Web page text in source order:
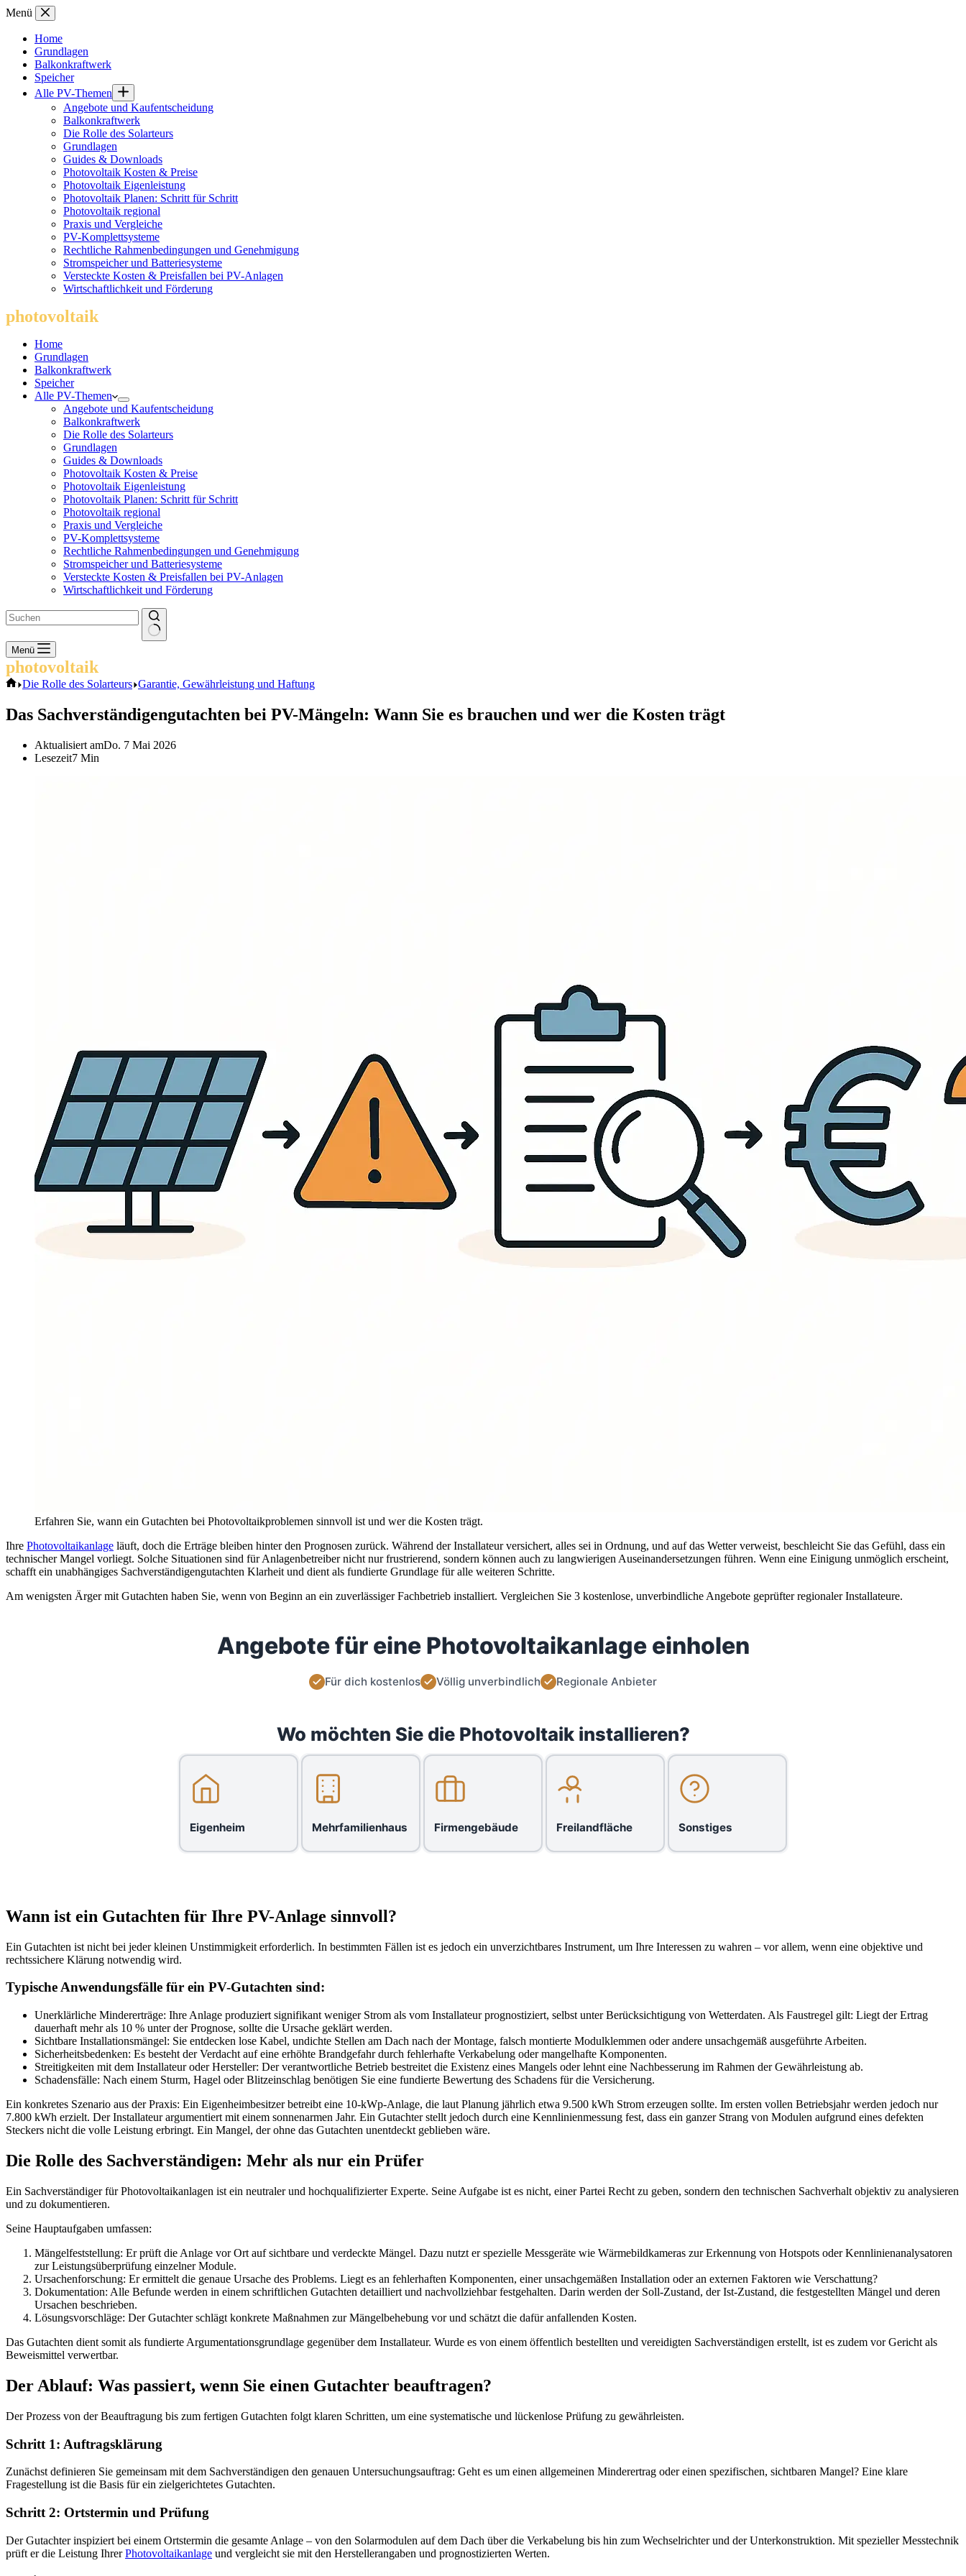
Zum
springen
Menü
Home
Grundlagen
Balkonkraftwerk
Speicher
Alle PV-Themen
Angebote und Kaufentscheidung
Balkonkraftwerk
Die Rolle des Solarteurs
Grundlagen
Guides & Downloads
Photovoltaik Kosten & Preise
Photovoltaik Eigenleistung
Photovoltaik Planen: Schritt für Schritt
Photovoltaik regional
Praxis und Vergleiche
PV-Komplettsysteme
Rechtliche Rahmenbedingungen und Genehmigung
Stromspeicher und Batteriesysteme
Versteckte Kosten & Preisfallen bei PV-Anlagen
Wirtschaftlichkeit und Förderung
photovoltaik
Home
Grundlagen
Balkonkraftwerk
Speicher
Alle PV-Themen
Angebote und Kaufentscheidung
Balkonkraftwerk
Die Rolle des Solarteurs
Grundlagen
Guides & Downloads
Photovoltaik Kosten & Preise
Photovoltaik Eigenleistung
Photovoltaik Planen: Schritt für Schritt
Photovoltaik regional
Praxis und Vergleiche
PV-Komplettsysteme
Rechtliche Rahmenbedingungen und Genehmigung
Stromspeicher und Batteriesysteme
Versteckte Kosten & Preisfallen bei PV-Anlagen
Wirtschaftlichkeit und Förderung
Keine
Ergebnisse
Menü
photovoltaik
Start
Die Rolle des Solarteurs Garantie, Gewährleistung und Haftung
Das Sachverständigengutachten bei PV-Mängeln: Wann Sie es brauchen und wer die Kosten trägt
Aktualisiert amDo. 7 Mai 2026
Lesezeit7 Min
Erfahren Sie, wann ein Gutachten bei Photovoltaikproblemen sinnvoll ist und wer die Kosten trägt.
Ihre Photovoltaikanlage läuft, doch die Erträge bleiben hinter den Prognosen zurück. Während der Installateur versichert, alles sei in Ordnung, und auf das Wetter verweist, beschleicht Sie das Gefühl, dass ein
technischer Mangel vorliegt. Solche Situationen sind für Anlagenbetreiber nicht nur frustrierend, sondern können auch zu langwierigen Auseinandersetzungen führen. Wenn eine Einigung unmöglich erscheint,
schafft ein unabhängiges Sachverständigengutachten Klarheit und dient als fundierte Grundlage für alle weiteren Schritte.
Am wenigsten Ärger mit Gutachten haben Sie, wenn von Beginn an ein zuverlässiger Fachbetrieb installiert. Vergleichen Sie 3 kostenlose, unverbindliche Angebote geprüfter regionaler Installateure.
Angebote für eine Photovoltaikanlage einholen
Für dich kostenlos Völlig unverbindlich Regionale Anbieter
Wo möchten Sie die Photovoltaik installieren?
Eigenheim Mehrfamilienhaus Firmengebäude Freilandfläche Sonstiges
Wann ist ein Gutachten für Ihre PV-Anlage sinnvoll?
Ein Gutachten ist nicht bei jeder kleinen Unstimmigkeit erforderlich. In bestimmten Fällen ist es jedoch ein unverzichtbares Instrument, um Ihre Interessen zu wahren – vor allem, wenn eine objektive und
rechtssichere Klärung notwendig wird.
Typische Anwendungsfälle für ein PV-Gutachten sind:
Unerklärliche Mindererträge: Ihre Anlage produziert signifikant weniger Strom als vom Installateur prognostiziert, selbst unter Berücksichtigung von Wetterdaten. Als Faustregel gilt: Liegt der Ertrag
dauerhaft mehr als 10 % unter der Prognose, sollte die Ursache geklärt werden.
Sichtbare Installationsmängel: Sie entdecken lose Kabel, undichte Stellen am Dach nach der Montage, falsch montierte Modulklemmen oder andere unsachgemäß ausgeführte Arbeiten.
Sicherheitsbedenken: Es besteht der Verdacht auf eine erhöhte Brandgefahr durch fehlerhafte Verkabelung oder mangelhafte Komponenten.
Streitigkeiten mit dem Installateur oder Hersteller: Der verantwortliche Betrieb bestreitet die Existenz eines Mangels oder lehnt eine Nachbesserung im Rahmen der Gewährleistung ab.
Schadensfälle: Nach einem Sturm, Hagel oder Blitzeinschlag benötigen Sie eine fundierte Bewertung des Schadens für die Versicherung.
Ein konkretes Szenario aus der Praxis: Ein Eigenheimbesitzer betreibt eine 10-kWp-Anlage, die laut Planung jährlich etwa 9.500 kWh Strom erzeugen sollte. Im ersten vollen Betriebsjahr werden jedoch nur
7.800 kWh erzielt. Der Installateur argumentiert mit einem sonnenarmen Jahr. Ein Gutachter stellt jedoch durch eine Kennlinienmessung fest, dass ein ganzer Strang von Modulen aufgrund eines defekten
Steckers nicht die volle Leistung erbringt. Ein Mangel, der ohne das Gutachten unentdeckt geblieben wäre.
Die Rolle des Sachverständigen: Mehr als nur ein Prüfer
Ein Sachverständiger für Photovoltaikanlagen ist ein neutraler und hochqualifizierter Experte. Seine Aufgabe ist es nicht, einer Partei Recht zu geben, sondern den technischen Sachverhalt objektiv zu analysieren
und zu dokumentieren.
Seine Hauptaufgaben umfassen:
Mängelfeststellung: Er prüft die Anlage vor Ort auf sichtbare und verdeckte Mängel. Dazu nutzt er spezielle Messgeräte wie Wärmebildkameras zur Erkennung von Hotspots oder Kennlinienanalysatoren
zur Leistungsüberprüfung einzelner Module.
Ursachenforschung: Er ermittelt die genaue Ursache des Problems. Liegt es an fehlerhaften Komponenten, einer unsachgemäßen Installation oder an externen Faktoren wie Verschattung?
Dokumentation: Alle Befunde werden in einem schriftlichen Gutachten detailliert und nachvollziehbar festgehalten. Darin werden der Soll-Zustand, der Ist-Zustand, die festgestellten Mängel und deren
Ursachen beschrieben.
Lösungsvorschläge: Der Gutachter schlägt konkrete Maßnahmen zur Mängelbehebung vor und schätzt die dafür anfallenden Kosten.
Das Gutachten dient somit als fundierte Argumentationsgrundlage gegenüber dem Installateur. Wurde es von einem öffentlich bestellten und vereidigten Sachverständigen erstellt, ist es zudem vor Gericht als
Beweismittel verwertbar.
Der Ablauf: Was passiert, wenn Sie einen Gutachter beauftragen?
Der Prozess von der Beauftragung bis zum fertigen Gutachten folgt klaren Schritten, um eine systematische und lückenlose Prüfung zu gewährleisten.
Schritt 1: Auftragsklärung
Zunächst definieren Sie gemeinsam mit dem Sachverständigen den genauen Untersuchungsauftrag: Geht es um einen allgemeinen Minderertrag oder einen spezifischen, sichtbaren Mangel? Eine klare
Fragestellung ist die Basis für ein zielgerichtetes Gutachten.
Schritt 2: Ortstermin und Prüfung
Der Gutachter inspiziert bei einem Ortstermin die gesamte Anlage – von den Solarmodulen auf dem Dach über die Verkabelung bis hin zum Wechselrichter und der Unterkonstruktion. Mit spezieller Messtechnik
prüft er die Leistung IhrerPhotovoltaikanlage und vergleicht sie mit den Herstellerangaben und prognostizierten Werten.